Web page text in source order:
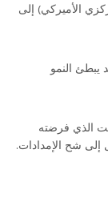
الأميركي) إلى
يبطئ النمو
الذي فرضته
إلى شح الإمدادات.